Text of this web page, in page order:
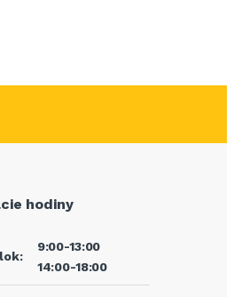
hodiny
9:00-13:00
14:00-18:00